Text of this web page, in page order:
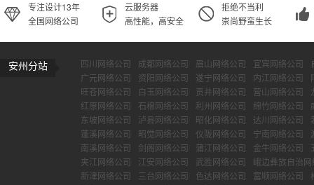
专注设计13年
全国网络公司
云服务器
高性能，高安全
拒绝不当利
崇尚野蛮生长
安州分站 四川网络公司 成都网络公司 眉山网络公司 宜宾网络公司
广元网络公司
资阳网络公司 遂宁网络公司 内江网络公司
旺苍网络公司
白玉网络公司 贡井网络公司 营山网络公司
红原网络公司
石棉网络公司 利州网络公司 绵竹网络公司
东坡网络公司
泸县网络公司 昭化网络公司 达川网络公司
蓬溪网络公司
昭觉网络公司 仪陇网络公司 宁南网络公司
南溪网络公司
剑阁网络公司 蒲江网络公司 金牛网络公司
夹江网络公司
江安网络公司 武胜网络公司
峨边彝族自治网
新津网络公司
三台网络公司 色达网络公司 富顺网络公司